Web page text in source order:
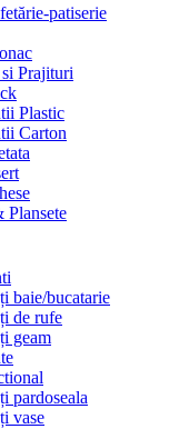
patiserie
Prajituri
Plastic
Carton
baie/bucatarie
de rufe
geam
pardoseala
vase